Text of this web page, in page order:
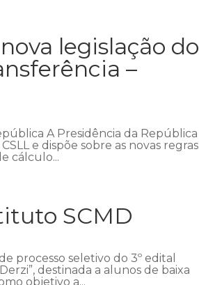
legislação do
–
A Presidência da República
e dispõe sobre as novas regras
cálculo...
SCMD
processo seletivo do 3º edital
destinada a alunos de baixa
objetivo a...